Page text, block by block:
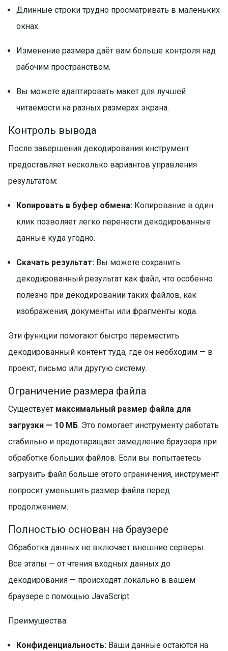
Длинные строки трудно просматривать в маленьких
окнах.
Изменение размера даёт вам больше контроля над
рабочим пространством.
Вы можете адаптировать макет для лучшей
читаемости на разных размерах экрана.
Контроль вывода
После завершения декодирования инструмент
предоставляет несколько вариантов управления
результатом:
Копировать в буфер обмена: Копирование в один
клик позволяет легко перенести декодированные
данные куда угодно.
Скачать результат: Вы можете сохранить
декодированный результат как файл, что особенно
полезно при декодировании таких файлов, как
изображения, документы или фрагменты кода.
Эти функции помогают быстро переместить
декодированный контент туда, где он необходим — в
проект, письмо или другую систему.
Ограничение размера файла
Существует максимальный размер файла для
загрузки — 10 МБ. Это помогает инструменту работать
стабильно и предотвращает замедление браузера при
обработке больших файлов. Если вы попытаетесь
загрузить файл больше этого ограничения, инструмент
попросит уменьшить размер файла перед
продолжением.
Полностью основан на браузере
Обработка данных не включает внешние серверы.
Все этапы — от чтения входных данных до
декодирования — происходят локально в вашем
браузере с помощью JavaScript.
Преимущества:
Конфиденциальность: Ваши данные остаются на